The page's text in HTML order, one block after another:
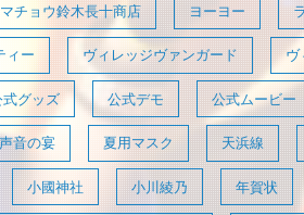
チョウ鈴木長十商店 ヨーヨー
ィー ヴィレッジヴァンガード ヴ
式グッズ 公式デモ 公式ムービー
声音の宴 夏用マスク 天浜線
小國神社 小川綾乃 年賀状